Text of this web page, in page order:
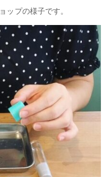
ップの様子です。